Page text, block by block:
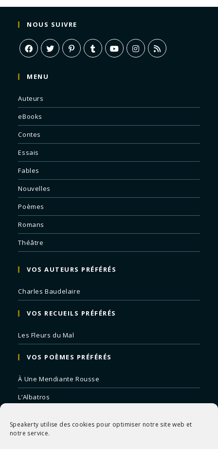
Speakerty utilise des cookies pour optimiser notre site web et
notre service.
NOUS SUIVRE
MENU
Auteurs
eBooks
Contes
Essais
Fables
Nouvelles
Poèmes
Romans
Théâtre
VOS AUTEURS PRÉFÉRÉS
Charles Baudelaire
VOS RECUEILS PRÉFÉRÉS
Les Fleurs du Mal
VOS POÈMES PRÉFÉRÉS
À Une Mendiante Rousse
L’Albatros
Remords Posthume